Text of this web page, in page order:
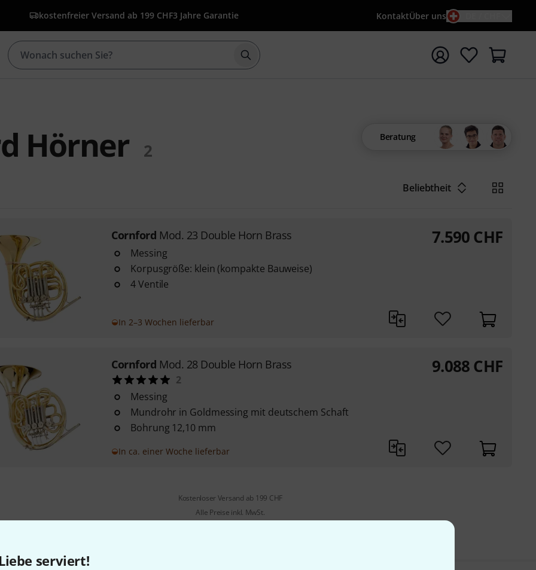
serviert!
kostenfreier Versand ab 199 CHF3 Jahre Garantie KontaktÜber uns
Suche mit Suchwort {searchTerm} starten
Hörner 2
Beratung
Beliebtheit
Cornford Mod. 23 Double Horn Brass
Messing
Korpusgröße: klein (kompakte Bauweise)
4 Ventile
In 2–3 Wochen lieferbar
7.590CHF
Cornford Mod. 28 Double Horn Brass
2
Messing
Mundrohr in Goldmessing mit deutschem Schaft
Bohrung 12,10 mm
In ca. einer Woche lieferbar
9.088CHF
Kostenloser Versand ab 199 CHF
Alle Preise inkl. MwSt.